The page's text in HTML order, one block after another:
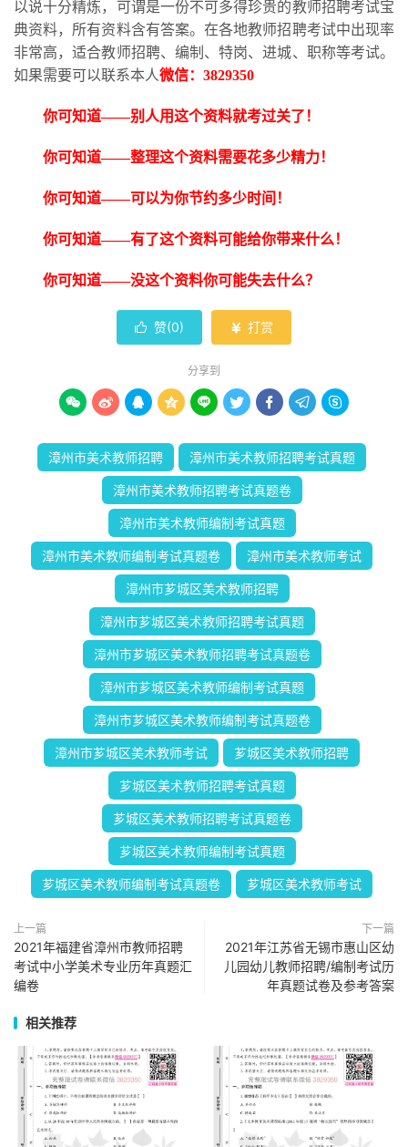
以说十分精炼，可谓是一份不可多得珍贵的教师招聘考试宝
典资料，所有资料含有答案。在各地教师招聘考试中出现率
非常高，适合教师招聘、编制、特岗、进城、职称等考试。
如果需要可以联系本人微信： 3829350
你可知道——别人用这个资料就考过关了！
你可知道——整理这个资料需要花多少精力！
你可知道——可以为你节约多少时间！
你可知道——有了这个资料可能给你带来什么！
你可知道——没这个资料你可能失去什么？
 赞(0)  打赏
分享到
        
漳州市美术教师招聘 漳州市美术教师招聘考试真题
漳州市美术教师招聘考试真题卷
漳州市美术教师编制考试真题
漳州市美术教师编制考试真题卷 漳州市美术教师考试
漳州市芗城区美术教师招聘
漳州市芗城区美术教师招聘考试真题
漳州市芗城区美术教师招聘考试真题卷
漳州市芗城区美术教师编制考试真题
漳州市芗城区美术教师编制考试真题卷
漳州市芗城区美术教师考试 芗城区美术教师招聘
芗城区美术教师招聘考试真题
芗城区美术教师招聘考试真题卷
芗城区美术教师编制考试真题
芗城区美术教师编制考试真题卷 芗城区美术教师考试
上一篇
2021年福建省漳州市教师招聘
考试中小学美术专业历年真题汇
编卷
下一篇
2021年江苏省无锡市惠山区幼
儿园幼儿教师招聘/编制考试历
年真题试卷及参考答案
相关推荐